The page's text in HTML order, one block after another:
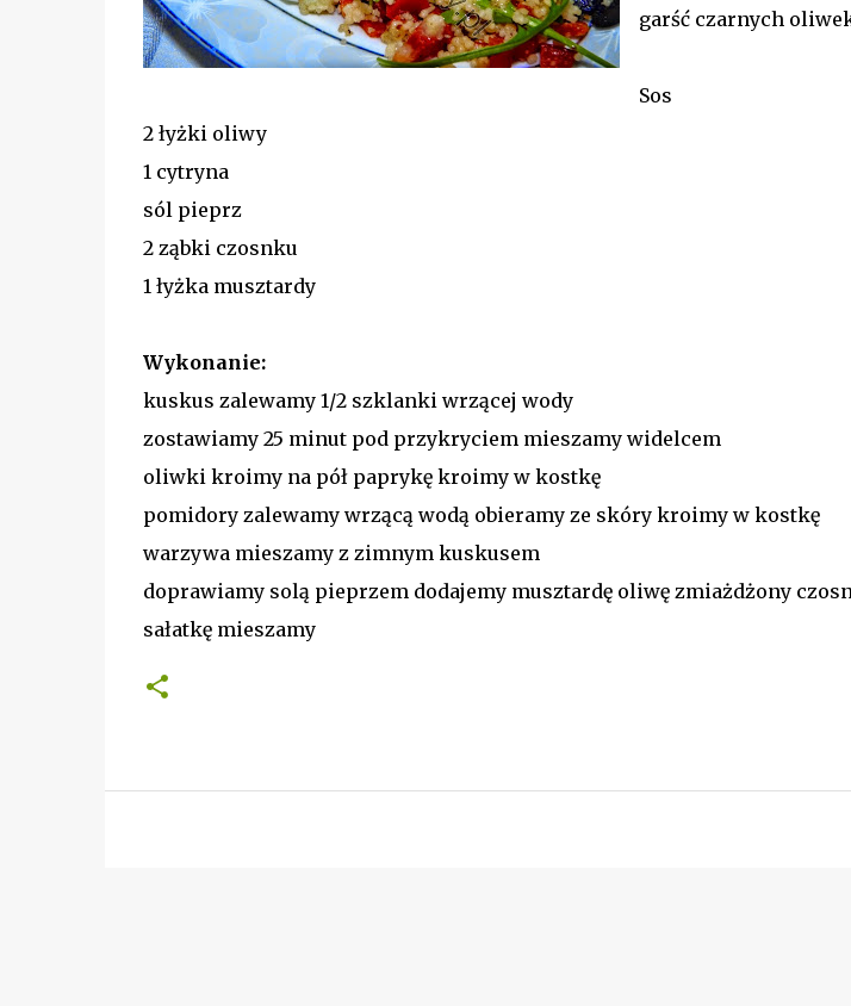
garść czarnych
Sos
2 łyżki oliwy
1 cytryna
sól pieprz
2 ząbki czosnku
1 łyżka musztardy
Wykonanie:
kuskus zalewamy 1/2 szklanki wrzącej wody
zostawiamy 25 minut pod przykryciem mieszamy widelcem
oliwki kroimy na pół paprykę kroimy w kostkę
pomidory zalewamy wrzącą wodą obieramy ze skóry kroimy w kostkę
warzywa mieszamy z zimnym kuskusem
doprawiamy solą pieprzem dodajemy musztardę oliwę zmiażdżony
sałatkę mieszamy